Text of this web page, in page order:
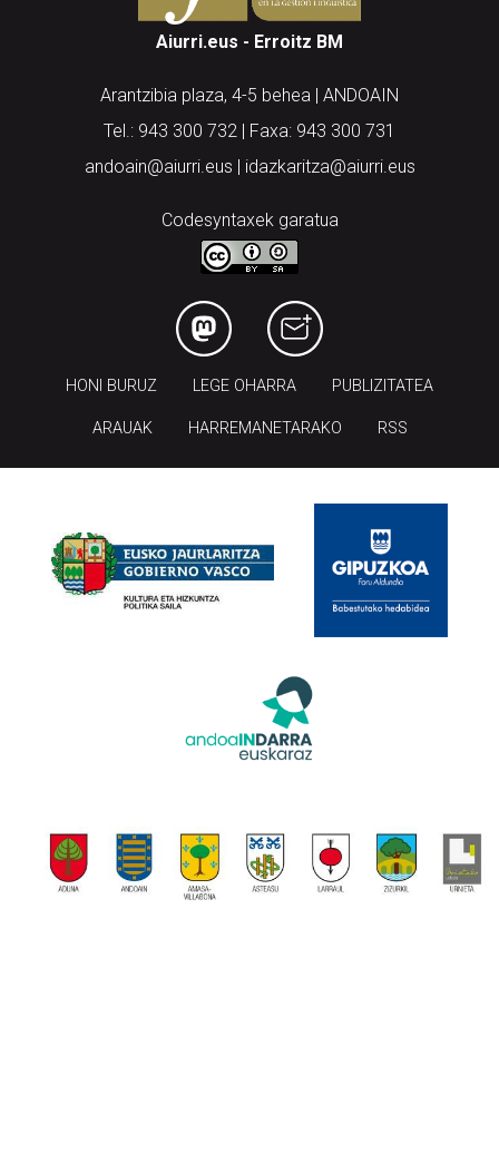
Aiurri.eus - Erroitz BM
Arantzibia plaza, 4-5 behea | ANDOAIN
Tel.: 943 300 732 | Faxa: 943 300 731
andoain@aiurri.eus | idazkaritza@aiurri.eus
Codesyntaxek garatua
HONI BURUZ LEGE OHARRA PUBLIZITATEA
ARAUAK HARREMANETARAKO RSS